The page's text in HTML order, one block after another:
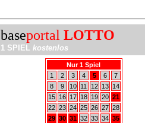
baseportal LOTTO
1 SPIEL kostenlos
Nur 1 Spiel
1
2 3 4 5 6
7
8
9 10 11 12 13
14
15
16 17 18 19 20 21
22 23 24 25 26 27 28
29 30 31 32 33 34 35